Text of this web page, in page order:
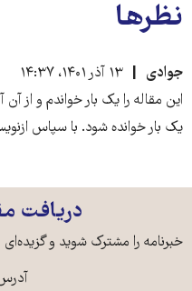
نظرها
جوادی
۱۳ آذر ۱۴۰۱، ۱۴:۳۷
این مقاله را یک بار خواندم و از
یک بار خوانده شود. با سپاس
دریافت
خبرنامه را مشترک شوید و گزیده‌ای